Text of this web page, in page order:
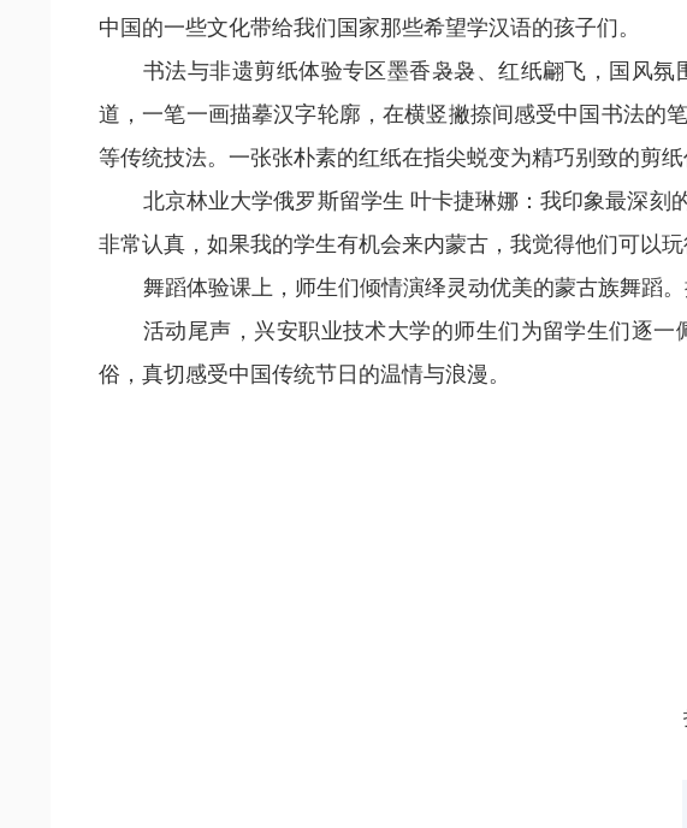
中国的一些文化带给我们国家那些希望学汉语的孩子们。
书法与非遗剪纸体验专区墨香袅袅、红纸翩飞，国风
道，一笔一画描摹汉字轮廓，在横竖撇捺间感受中国书法的
等传统技法。一张张朴素的红纸在指尖蜕变为精巧别致的剪
北京林业大学俄罗斯留学生 叶卡捷琳娜：我印象最深
非常认真，如果我的学生有机会来内蒙古，我觉得他们可以玩
舞蹈体验课上，师生们倾情演绎灵动优美的蒙古族舞蹈
活动尾声，兴安职业技术大学的师生们为留学生们逐
俗，真切感受中国传统节日的温情与浪漫。